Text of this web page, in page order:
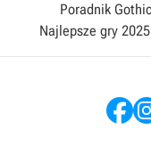
Poradnik
Najlepsze gry